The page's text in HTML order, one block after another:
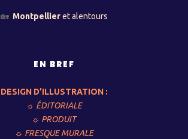
🏡 Montpellieret alentours
EN BREF
DESIGN D’ILLUSTRATION :
☼ ÉDITORIALE
☼ PRODUIT
☼ FRESQUE MURALE